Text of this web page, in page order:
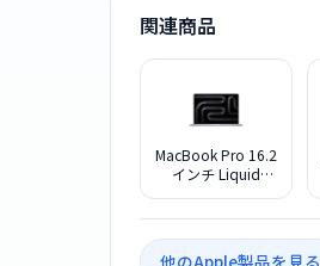
関連商品
MacBook Pro 16.2
インチ Liquid
SSD2TB搭載モデ
他のApple製品を見る